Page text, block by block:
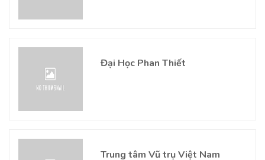
Đại Học Phan Thiết
Trung tâm Vũ trụ Việt Nam